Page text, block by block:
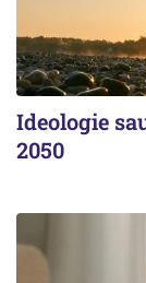
Ideologie
2050